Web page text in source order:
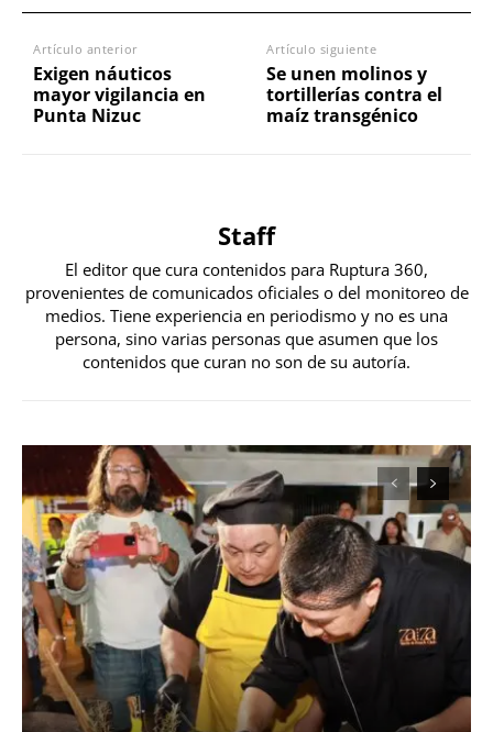
Artículo anterior
Exigen náuticos
mayor vigilancia en
Punta Nizuc
Artículo siguiente
Se unen molinos y
tortillerías contra el
maíz transgénico
Staff
El editor que cura contenidos para Ruptura 360,
provenientes de comunicados oficiales o del monitoreo de
medios. Tiene experiencia en periodismo y no es una
persona, sino varias personas que asumen que los
contenidos que curan no son de su autoría.